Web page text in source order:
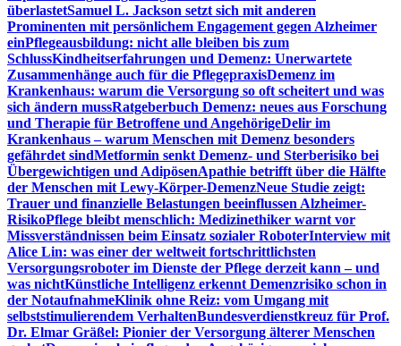
überlastetSamuel L. Jackson setzt sich mit anderen
Prominenten mit persönlichem Engagement gegen Alzheimer
einPflegeausbildung: nicht alle bleiben bis zum
SchlussKindheitserfahrungen und Demenz: Unerwartete
Zusammenhänge auch für die PflegepraxisDemenz im
Krankenhaus: warum die Versorgung so oft scheitert und was
sich ändern mussRatgeberbuch Demenz: neues aus Forschung
und Therapie für Betroffene und AngehörigeDelir im
Krankenhaus – warum Menschen mit Demenz besonders
gefährdet sindMetformin senkt Demenz- und Sterberisiko bei
Übergewichtigen und AdipösenApathie betrifft über die Hälfte
der Menschen mit Lewy-Körper-DemenzNeue Studie zeigt:
Trauer und finanzielle Belastungen beeinflussen Alzheimer-
RisikoPflege bleibt menschlich: Medizinethiker warnt vor
Missverständnissen beim Einsatz sozialer RoboterInterview mit
Alice Lin: was einer der weltweit fortschrittlichsten
Versorgungsroboter im Dienste der Pflege derzeit kann – und
was nichtKünstliche Intelligenz erkennt Demenzrisiko schon in
der NotaufnahmeKlinik ohne Reiz: vom Umgang mit
selbststimulierendem VerhaltenBundesverdienstkreuz für Prof.
Dr. Elmar Gräßel: Pionier der Versorgung älterer Menschen